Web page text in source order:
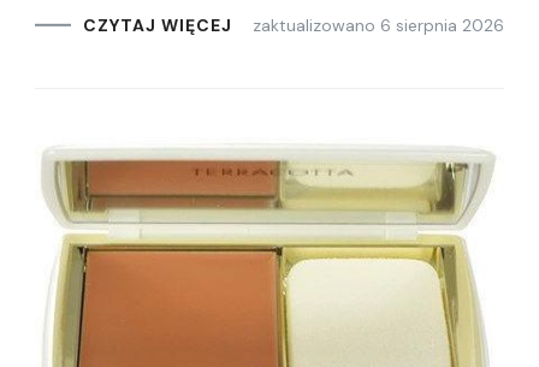
CZYTAJ WIĘCEJ zaktualizowano 6 sierpnia 2026